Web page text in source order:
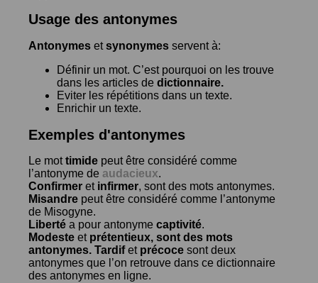
Usage des antonymes
Antonymes etsynonymes servent à:
Définir un mot. C’est pourquoi on les trouve
dans les articles de dictionnaire.
Eviter les répétitions dans un texte.
Enrichir un texte.
Exemples d'antonymes
Le mottimide peut être considéré comme
l’antonyme de audacieux.
Confirmer et infirmer, sont des mots antonymes.
Misandre peut être considéré comme l’antonyme
de Misogyne.
Liberté a pour antonyme captivité.
Modeste et prétentieux, sont des mots
antonymes. Tardifet précoce sont deux
antonymes que l’on retrouve dans ce dictionnaire
des antonymes en ligne.